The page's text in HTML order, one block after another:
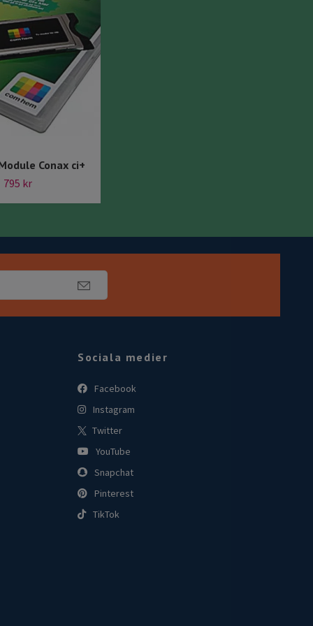
Conax ci+
795 kr
Sociala medier
Facebook
Instagram
Twitter
YouTube
Snapchat
Pinterest
TikTok